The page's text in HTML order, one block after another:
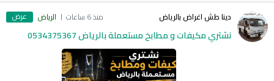
دينا طش اغراض بالرياض منذ 6 ساعات الرياض عرض
نشتري مكيفات و مطابخ مستعملة بالرياض 0534375367